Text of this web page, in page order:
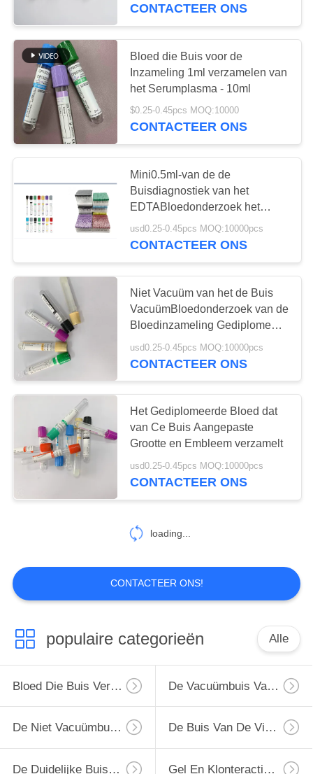
CONTACTEER ONS
Bloed die Buis voor de
Inzameling 1ml verzamelen van
het Serumplasma - 10ml
$0.25-0.45pcs MOQ:10000
CONTACTEER ONS
Mini0.5ml-van de de
Buisdiagnostiek van het
EDTABloedonderzoek het
Specimeninzameling
usd0.25-0.45pcs MOQ:10000pcs
CONTACTEER ONS
Niet Vacuüm van het de Buis
VacuümBloedonderzoek van de
Bloedinzameling Gediplomeerd
de Buisce ISO
usd0.25-0.45pcs MOQ:10000pcs
CONTACTEER ONS
Het Gediplomeerde Bloed dat
van Ce Buis Aangepaste
Grootte en Embleem verzamelt
usd0.25-0.45pcs MOQ:10000pcs
CONTACTEER ONS
loading...
CONTACTEER ONS!
populaire categorieën Alle
Bloed Die Buis Verzamelen De Vacuümbuis Van De Bloedinzameling
De Niet Vacuümbuis Van De Bloedinzameling De Buis Van De Virusbemonstering
De Duidelijke Buis Van De Bloedinzameling Gel En Klonteractivator Buis